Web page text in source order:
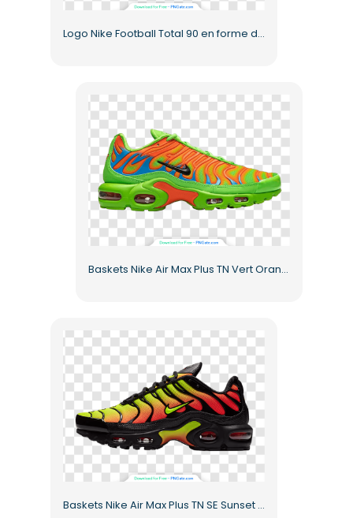
Logo Nike Football Total 90 en forme de cercle, design gratuit au format PNG
Baskets Nike Air Max Plus TN Vert Orange Bleu PNG gratuit
Baskets Nike Air Max Plus TN SE Sunset Gradient pour femme (PNG gratuit)